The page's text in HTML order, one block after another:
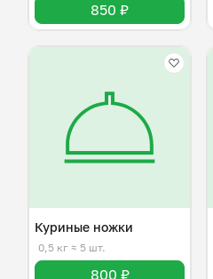
850 ₽
Куриные ножки
0,5 кг ≈ 5 шт.
800 ₽